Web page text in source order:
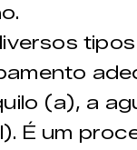
(a), a
É um